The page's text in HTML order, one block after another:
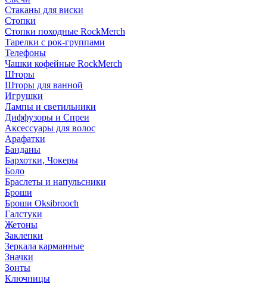
Стаканы для виски
Стопки
Стопки походные RockMerch
Тарелки с рок-группами
Телефоны
Чашки кофейные RockMerch
Шторы
Шторы для ванной
Игрушки
Лампы и светильники
Диффузоры и Спреи
Аксессуары для волос
Арафатки
Банданы
Бархотки, Чокеры
Боло
Браслеты и напульсники
Броши
Броши Oksibrooch
Галстуки
Жетоны
Заклепки
Зеркала карманные
Значки
Зонты
Ключницы